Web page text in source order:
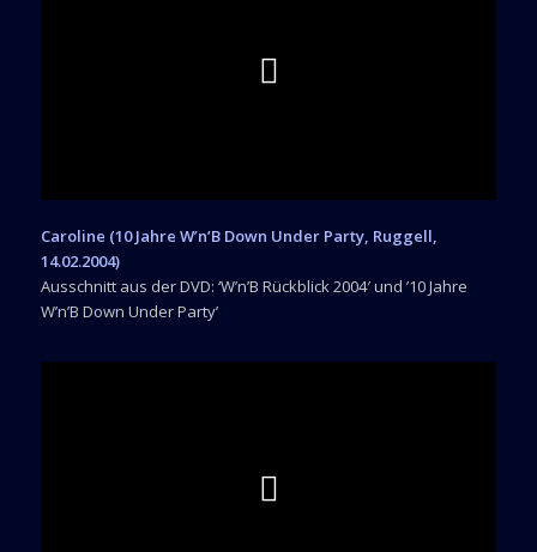
Caroline (10 Jahre W’n’B Down Under Party, Ruggell,
14.02.2004)
Ausschnitt aus der DVD: ‘W’n’B Rückblick 2004′ und ’10 Jahre
W’n’B Down Under Party’